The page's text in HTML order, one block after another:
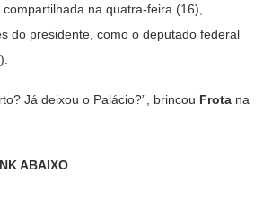
na quatra-feira (16),
do presidente, como o deputado federal
Já deixou o Palácio?”, brincou Frota na
ABAIXO